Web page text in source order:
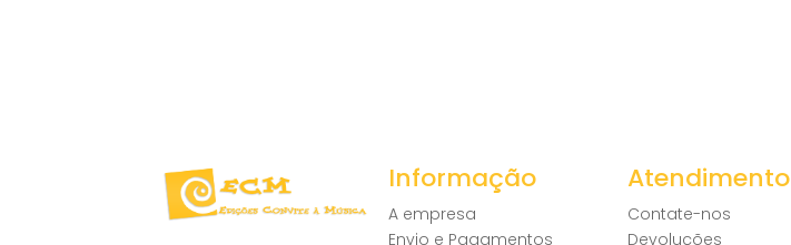
Informação
A empresa
Envio e Pagamentos
Atendimento
Contate-nos
Devoluções